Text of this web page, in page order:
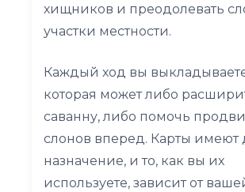
хищников и преодолевать
участки местности.
Каждый ход вы
которая может либо
саванну, либо помочь
слонов вперед. Карты имеют
назначение, и то, как вы их
используете, зависит от